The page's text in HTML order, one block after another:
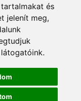
és
jelenít meg,